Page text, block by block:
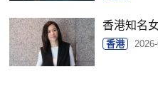
香港知名
香港